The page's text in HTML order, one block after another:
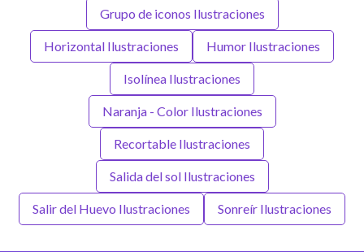
Grupo de iconos Ilustraciones
Horizontal Ilustraciones Humor Ilustraciones
Isolínea Ilustraciones
Naranja - Color Ilustraciones
Recortable Ilustraciones
Salida del sol Ilustraciones
Salir del Huevo Ilustraciones Sonreír Ilustraciones